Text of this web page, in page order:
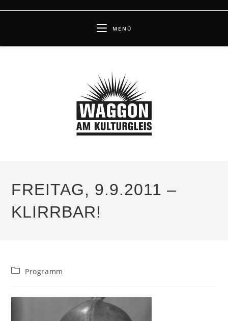
MENÜ
FREITAG, 9.9.2011 –
KLIRRBAR!
Beitrags-
Programm